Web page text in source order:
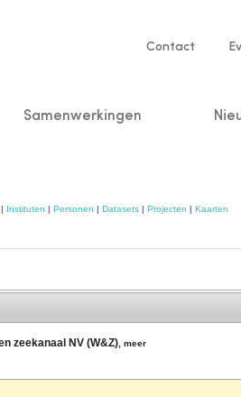
Service
Contact
Samenwerkingen
Instituten | Personen | Datasets| Projecten | Kaarten
zeekanaal NV (W&Z) ,meer